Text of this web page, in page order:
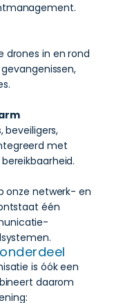
in en rond
beveiligers,
met
onze netwerk- en
één
is óók een
daarom